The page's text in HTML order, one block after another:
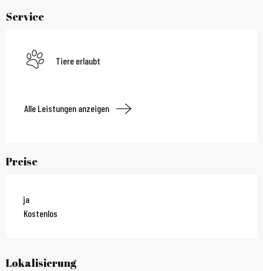
Service
Tiere erlaubt
Alle Leistungen anzeigen
Preise
ja
Kostenlos
Lokalisierung